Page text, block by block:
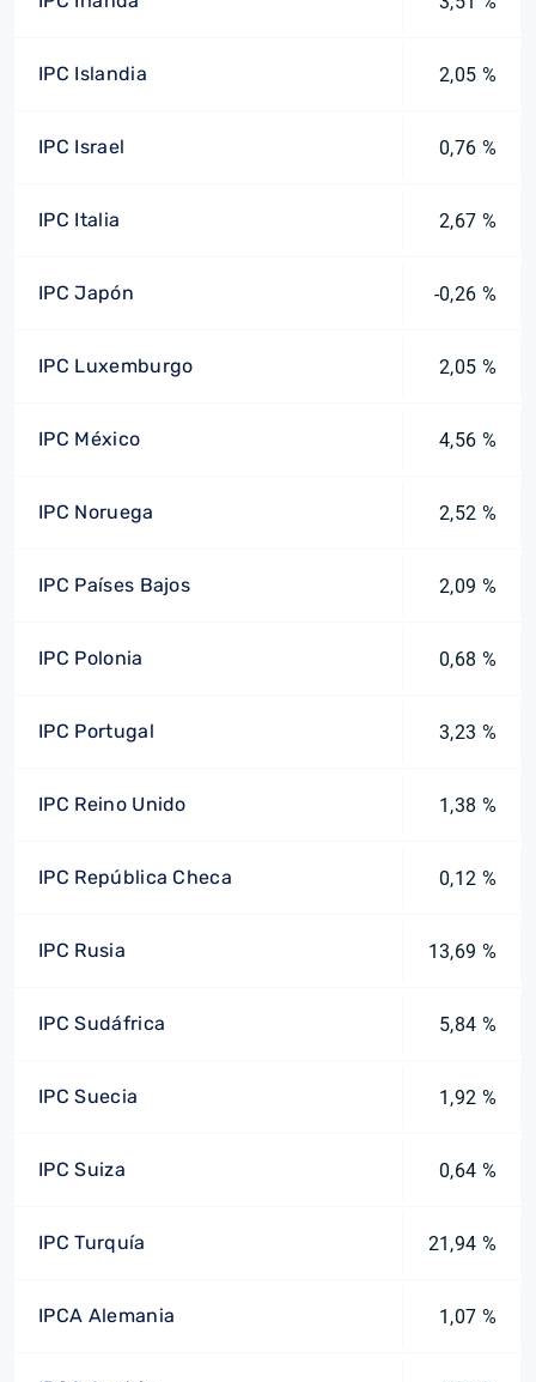
IPC Islandia 2,05 %
IPC Israel 0,76 %
IPC Italia 2,67 %
IPC Japón -0,26 %
IPC Luxemburgo 2,05 %
IPC México 4,56 %
IPC Noruega 2,52 %
IPC Países Bajos 2,09 %
IPC Polonia 0,68 %
IPC Portugal 3,23 %
IPC Reino Unido 1,38 %
IPC República Checa 0,12 %
IPC Rusia 13,69 %
IPC Sudáfrica 5,84 %
IPC Suecia 1,92 %
IPC Suiza 0,64 %
IPC Turquía 21,94 %
IPCA Alemania 1,07 %